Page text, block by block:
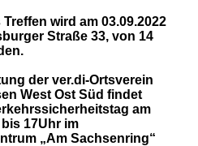
wird am 03.09.2022
Straße 33, von 14
der ver.di-Ortsverein
West Ost Süd findet
am
17Uhr im
„Am Sachsenring“